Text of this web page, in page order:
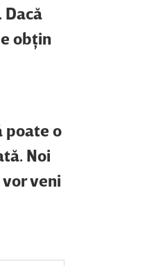
obţin
poate o
Noi
veni